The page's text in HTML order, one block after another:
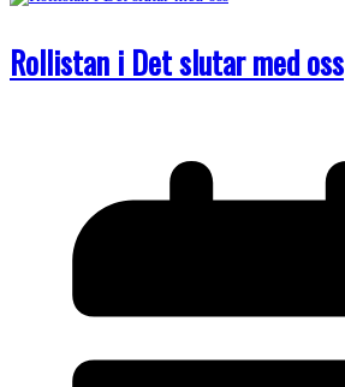
Rollistan i Det slutar med oss